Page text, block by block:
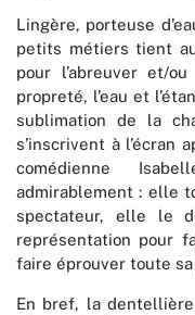
Lingère, porteuse
petits métiers tient
pour l’abreuver et/
propreté, l’eau et
sublimation de la
s’inscrivent à l’écran
comédienne
admirablement : elle
spectateur, elle le
représentation pour
faire éprouver toute
En bref, la